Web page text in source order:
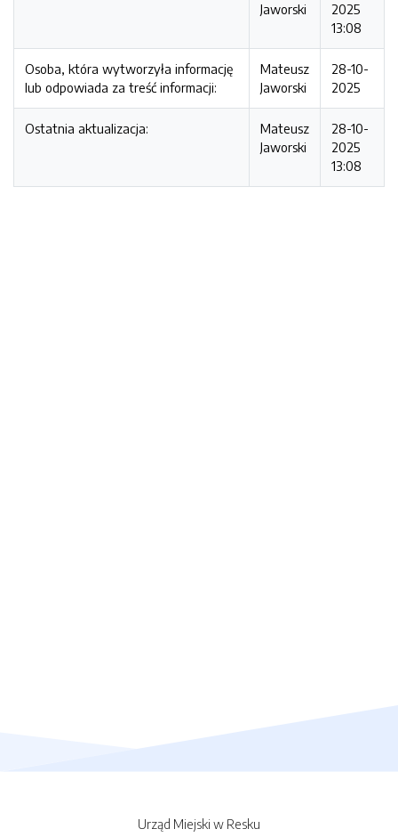
Jaworski
2025
13:08
Osoba, która wytworzyła informację
lub odpowiada za treść informacji:
Mateusz
Jaworski
28-10-
2025
Ostatnia aktualizacja:
Mateusz
Jaworski
28-10-
2025
13:08
Urząd Miejski w Resku